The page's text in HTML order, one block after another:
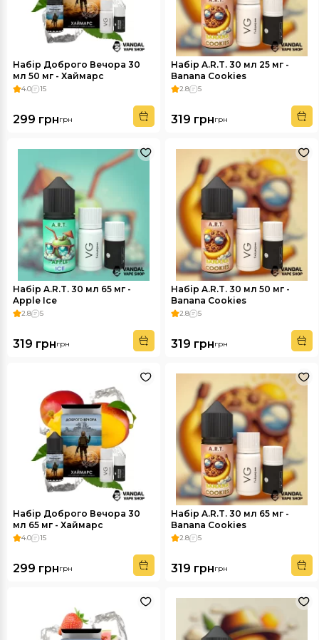
Набір Доброго Вечора 30
мл 50 мг - Хаймарс
4.0 15
299 грнгрн
Набір A.R.T. 30 мл 25 мг -
Banana Cookies
2.8 5
319 грнгрн
Набір A.R.T. 30 мл 65 мг -
Apple Ice
2.8 5
319 грнгрн
Набір A.R.T. 30 мл 50 мг -
Banana Cookies
2.8 5
319 грнгрн
Набір Доброго Вечора 30
мл 65 мг - Хаймарс
4.0 15
299 грнгрн
Набір A.R.T. 30 мл 65 мг -
Banana Cookies
2.8 5
319 грнгрн